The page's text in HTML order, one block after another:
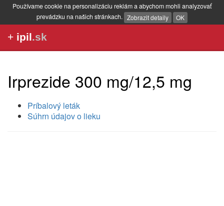
Používame cookie na personalizáciu reklám a abychom mohli analyzovať
prevádzku na našich stránkach. Zobrazit detaily OK
+ ipil.sk
Irprezide 300 mg/12,5 mg
Príbalový leták
Súhrn údajov o lieku